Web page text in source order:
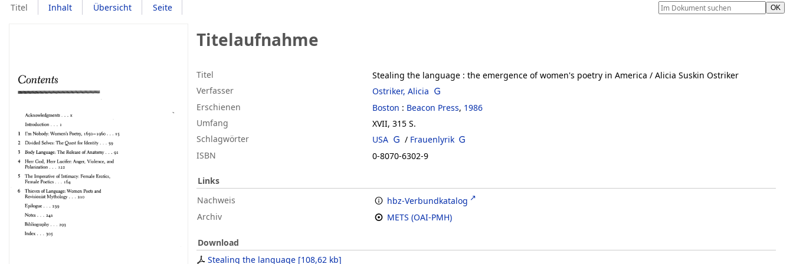
Titel Inhalt Übersicht Seite
Titelaufnahme
Titel Stealing the language : the emergence of women's poetry in America / Alicia Suskin Ostriker
Verfasser
Ostriker, Alicia
Erschienen
Boston : Beacon Press, 1986
Umfang
XVII, 315 S.
Schlagwörter
USA / Frauenlyrik
ISBN
0-8070-6302-9
Links
Nachweis
hbz-Verbundkatalog
Archiv
METS (OAI-PMH)
Download
Stealing the language [108,62 kb]